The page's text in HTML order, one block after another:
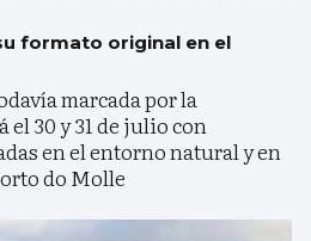
formato original en el
marcada por la
el 30 y 31 de julio con
en el entorno natural y en
do Molle